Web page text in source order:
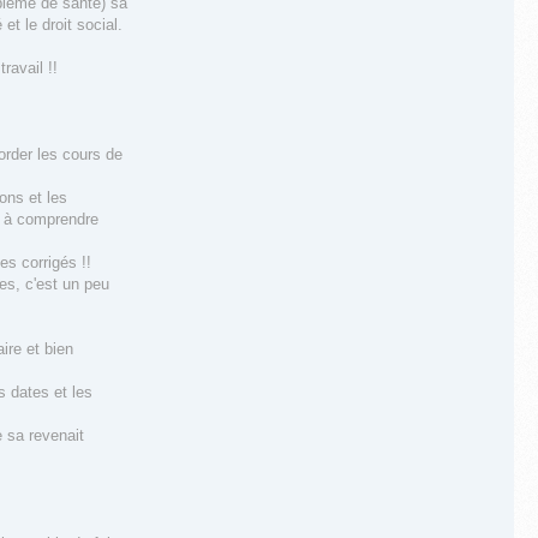
le droit social.
!!
les cours de
et les
comprendre
corrigés !!
c'est un peu
et bien
dates et les
sa revenait